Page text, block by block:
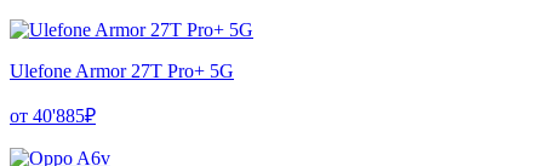
Ulefone Armor 27T Pro+ 5G
от 40'885₽